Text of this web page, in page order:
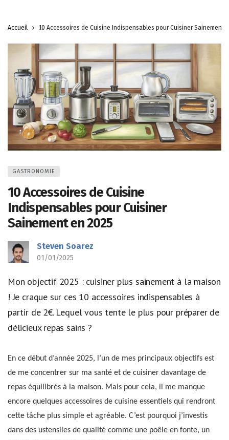
Accueil 10 Accessoires de Cuisine Indispensables pour Cuisiner Sainement
GASTRONOMIE
10 Accessoires de Cuisine
Indispensables pour Cuisiner
Sainement en 2025
Steven Soarez
01/01/2025
Mon objectif 2025 : cuisiner plus sainement à la maison
! Je craque sur ces 10 accessoires indispensables à
partir de 2€. Lequel vous tente le plus pour préparer de
délicieux repas sains ?
En ce début d’année 2025, l’un de mes principaux objectifs est
de me concentrer sur ma santé et de cuisiner davantage de
repas équilibrés à la maison. Mais pour cela, il me manque
encore quelques accessoires de cuisine essentiels qui rendront
cette tâche plus simple et agréable. C’est pourquoi j’investis
dans des ustensiles de qualité comme une poêle en fonte, un